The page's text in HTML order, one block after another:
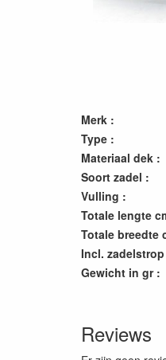
Merk :
Type :
Materiaal dek :
Soort zadel :
Vulling :
Totale lengte
Totale breedte
Incl.
Gewicht in gr :
Reviews